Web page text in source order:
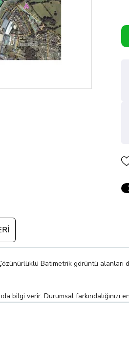
Batimetrik görüntü
verir. Durumsal farkındalığınızı